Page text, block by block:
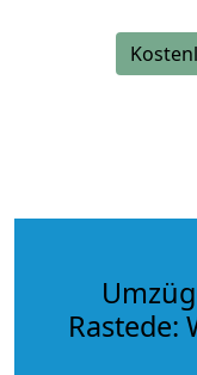
Rastede: